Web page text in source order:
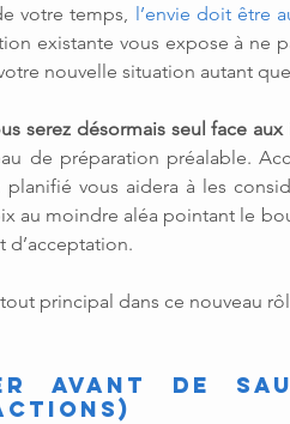
votre temps, l’envie doit être
existante vous expose à ne
nouvelle situation autant
serez désormais seul face aux
de préparation préalable.
planifié vous aidera à les
au moindre aléa pointant le
d’acceptation.
principal dans ce nouveau
avant de